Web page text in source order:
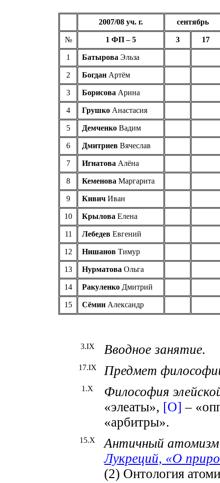
2007/08 уч. г. сентябрь
№ 1 ФП –5 3 17
1 Батырова Эльза
2 БогданАртём
3 Борисова Арина
4 ГрушкоАнастасия
5 ДемченкоВадим
6 ДмитриевВячеслав
7 Игнатова Алёна
8 Кеменова Маргарита
9 КивичИван
10 Крылова Елена
11 ЛебедевЕвгений
12 НишановТимур
13 Нурматова Ольга
14 РакуленкоДмитрий
15 СёминАлександр
3.IX Вводное занятие.
1 7.IX Предмет
1 .X
Философия
«элеаты», [О] –
«арбитры».
15.X
Античный
Лукреций, «О
(2) Онтология